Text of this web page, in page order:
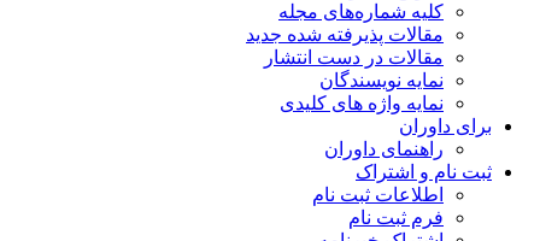
کلیه شماره‌های مجله
مقالات پذیرفته شده جدید
مقالات در دست انتشار
نمایه نویسندگان
نمایه واژه های کلیدی
برای داوران
راهنمای داوران
ثبت نام و اشتراک
اطلاعات ثبت نام
فرم ثبت نام